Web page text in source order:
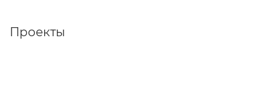
Проекты